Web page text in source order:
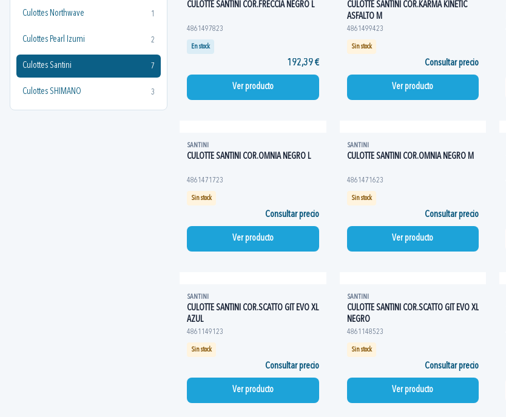
Culottes Northwave 1
Culottes Pearl Izumi 2
Culottes Santini 7
Culottes SHIMANO 3
CULOTTE SANTINI COR.FRECCIA NEGRO L
4861497823
En stock
192,39 €
Ver producto
CULOTTE SANTINI COR.KARMA KINETIC
ASFALTO M
4861499423
Sin stock
Consultar precio
Ver producto
SANTINI
CULOTTE SANTINI COR.OMNIA NEGRO L
4861471723
Sin stock
Consultar precio
Ver producto
SANTINI
CULOTTE SANTINI COR.OMNIA NEGRO M
4861471623
Sin stock
Consultar precio
Ver producto
SANTINI
CULOTTE SANTINI COR.SCATTO GIT EVO XL
AZUL
4861149123
Sin stock
Consultar precio
Ver producto
SANTINI
CULOTTE SANTINI COR.SCATTO GIT EVO XL
NEGRO
4861148523
Sin stock
Consultar precio
Ver producto